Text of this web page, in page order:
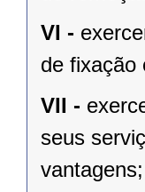
VI -
de fixação
VII -
seus
vantagens;